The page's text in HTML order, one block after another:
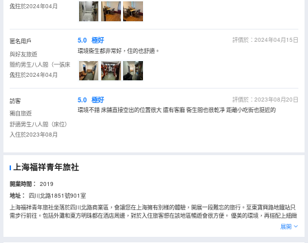
位）
入住於2024年04月
匿名用戶
與好友旅遊
簡約男生八人間（一張床
位）
入住於2024年04月
5.0 極好
評價於：2024年04月15日
環境衞生都非常好，住的也舒適。
訪客
獨自旅遊
舒適男生八人間（床位）
入住於2023年08月
5.0 極好
評價於：2023年08月20日
環境不錯 床鋪直接空出的位置很大 還有客廳 衞生間也很乾凈 距離小吃街也挺近的
上海福祥青年旅社
開業時間： 2019
地址：
四川北路1851號901室
上海福祥青年旅社坐落於四川北路商業區，會讓您在上海擁有別樣的體驗，開展一段難忘的旅行。至東寶興路地鐵站只
需步行前往。包括外灘和東方明珠都在酒店周邊，對於入住旅客想在該地區暢遊會很方便。 優美的環境，再搭配上細緻
展開